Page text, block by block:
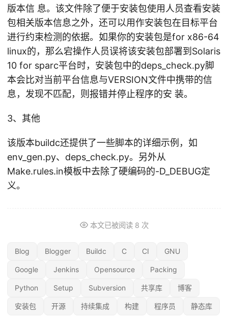
版本信 息。该文件除了便于安装包使用人员查看安装
包相关版本信息之外，还可以用作安装包在目标平台
进行约束检测的依据。如果你的安装包是for x86-64
linux的，那么宕操作人员误将该安装包部署到Solaris
10 for sparc平台时，安装包中的deps_check.py脚
本会比对当前平台信息与VERSION文件中携带的信
息，发现不匹配，则报错并停止程序的安 装。
3、其他
该版本buildc还提供了一些脚本的详细示例，如
env_gen.py、deps_check.py。另外从
Make.rules.in模板中去除了硬编码的-D_DEBUG定
义。
本文已被阅读 8 次
Blog Blogger Buildc C CI GNU
Google Jenkins Opensource Packing
Python Setup Subversion 共享库 博客
安装包 开源 持续集成 构建 程序员 静态库